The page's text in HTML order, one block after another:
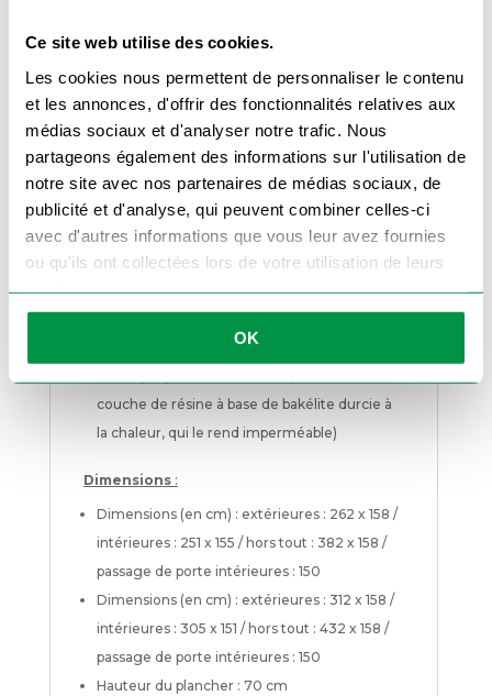
Ce site web utilise des cookies.
Les cookies nous permettent de personnaliser le contenu
et les annonces, d'offrir des fonctionnalités relatives aux
médias sociaux et d'analyser notre trafic. Nous
partageons également des informations sur l'utilisation de
notre site avec nos partenaires de médias sociaux, de
publicité et d'analyse, qui peuvent combiner celles-ci
avec d'autres informations que vous leur avez fournies
ou qu'ils ont collectées lors de votre utilisation de leurs
services.
OK
Porte échelle double (démontable)
Roue sous caisse
Dimensions des roues : 155/80/13
Feux aux normes CEE
Basculement par vérin hydraulique 2000kg
et pompe manuelle simple effet (Pompe de
levage électrique en option)
12mm (qualifie un panneau de bois
couche de résine à base de bakélite durcie à
la chaleur, qui le rend imperméable)
Dimensions :
Dimensions (en cm) : extérieures : 262 x 158 /
intérieures : 251 x 155 / hors tout : 382 x 158 /
passage de porte intérieures : 150
Dimensions (en cm) : extérieures : 312 x 158 /
intérieures : 305 x 151 / hors tout : 432 x 158 /
passage de porte intérieures : 150
Hauteur du plancher : 70 cm